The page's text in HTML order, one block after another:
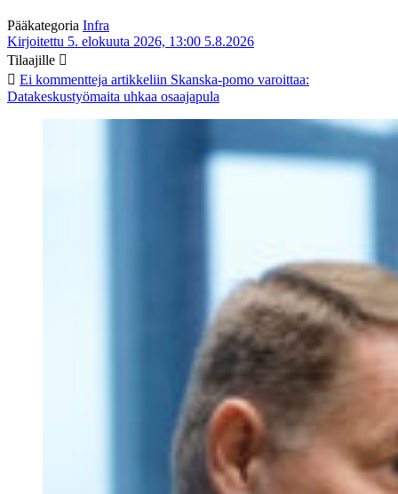
Pääkategoria Infra
Kirjoitettu 5. elokuuta 2026, 13:00 5.8.2026
Tilaajille
Ei kommentteja artikkeliin Skanska-pomo varoittaa:
Datakeskustyömaita uhkaa osaajapula